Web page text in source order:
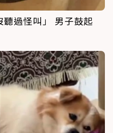
過怪叫」 男子鼓起